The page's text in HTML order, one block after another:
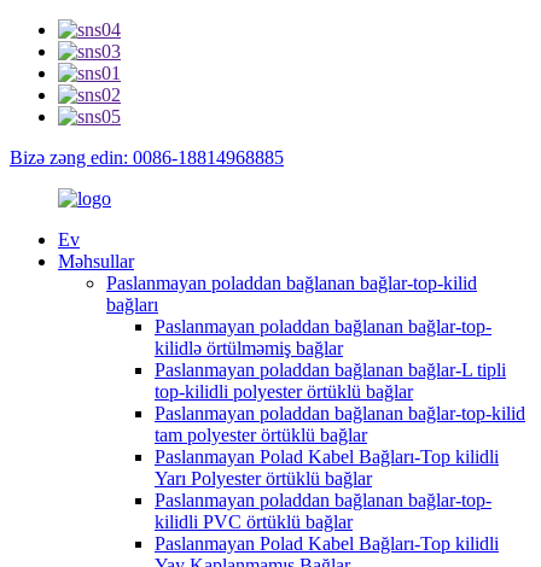
Bizə zəng edin: 0086-18814968885
Ev
Məhsullar
Paslanmayan poladdan bağlanan bağlar-top-kilid
bağları
Paslanmayan poladdan bağlanan bağlar-top-
kilidlə örtülməmiş bağlar
Paslanmayan poladdan bağlanan bağlar-L tipli
top-kilidli polyester örtüklü bağlar
Paslanmayan poladdan bağlanan bağlar-top-kilid
tam polyester örtüklü bağlar
Paslanmayan Polad Kabel Bağları-Top kilidli
Yarı Polyester örtüklü bağlar
Paslanmayan poladdan bağlanan bağlar-top-
kilidli PVC örtüklü bağlar
Paslanmayan Polad Kabel Bağları-Top kilidli